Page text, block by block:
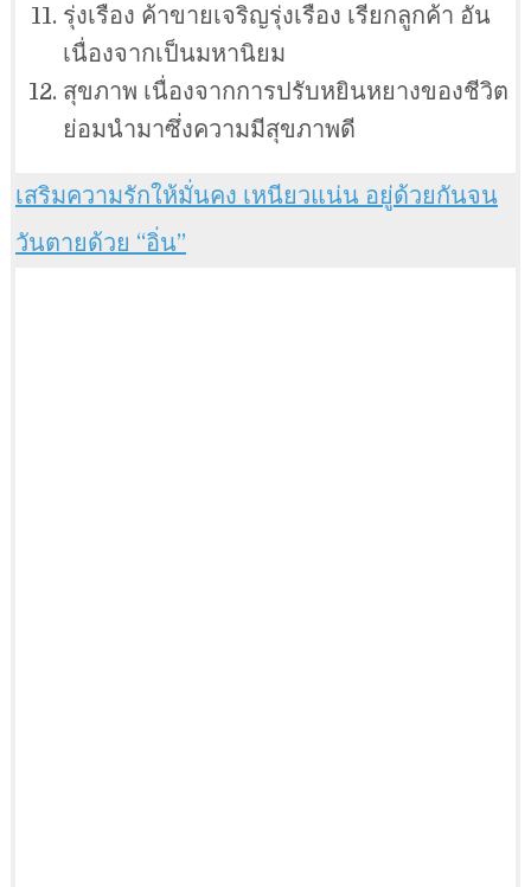
รุ่งเรือง ค้าขายเจริญรุ่งเรือง เรียกลูกค้า อัน
เนื่องจากเป็นมหานิยม
สุขภาพ เนื่องจากการปรับหยินหยางของชีวิต
ย่อมนำมาซึ่งความมีสุขภาพดี
เสริมความรักให้มั่นคง เหนียวแน่น อยู่ด้วยกันจน
วันตายด้วย “อิ่น”